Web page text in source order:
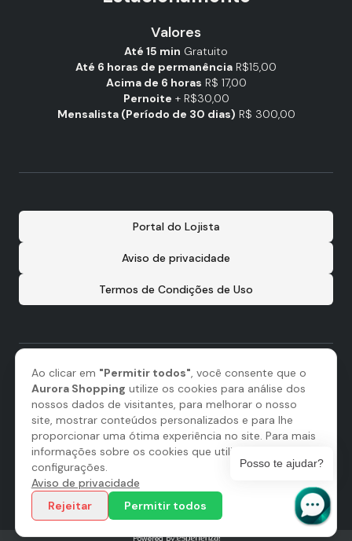
Ao clicar em "Permitir todos", você consente que o
Aurora Shopping utilize os cookies para análise dos
nossos dados de visitantes, para melhorar o nosso
site, mostrar conteúdos personalizados e para lhe
proporcionar uma ótima experiência no site. Para mais
informações sobre os cookies que utilizamos, abra as
configurações.
Aviso de privacidade
Rejeitar
Permitir todos
Valores
Até 15 min Gratuito
Até 6 horas de permanência R$15,00
Acima de 6 horas R$ 17,00
Pernoite + R$30,00
Mensalista (Período de 30 dias) R$ 300,00
Portal do Lojista
Aviso de privacidade
Termos de Condições de Uso
Administração:
Powered by:
Posso te ajudar?